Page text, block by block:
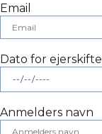
Email
Dato for ejerskifte
Anmelders navn